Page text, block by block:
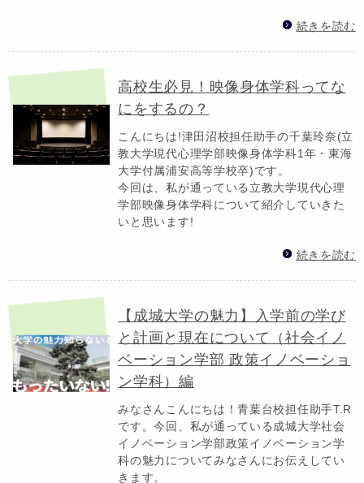
続きを読む
高校生必見！映像身体学科ってな
にをするの？
こんにちは!津田沼校担任助手の千葉玲奈(立
教大学現代心理学部映像身体学科1年・東海
大学付属浦安高等学校卒)です。
今回は、私が通っている立教大学現代心理
学部映像身体学科について紹介していきた
いと思います!
続きを読む
【成城大学の魅力】入学前の学び
と計画と現在について（社会イノ
ベーション学部 政策イノベーショ
ン学科）編
みなさんこんにちは！青葉台校担任助手T.R
です。今回、私が通っている成城大学社会
イノベーション学部政策イノベーション学
科の魅力についてみなさんにお伝えしてい
きます。